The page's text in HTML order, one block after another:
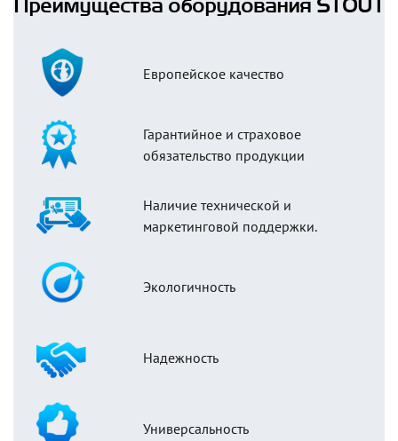
Преимущества оборудования STOUT
Европейское качество
Гарантийное и страховое
обязательство продукции
Наличие технической и
маркетинговой поддержки.
Экологичность
Надежность
Универсальность